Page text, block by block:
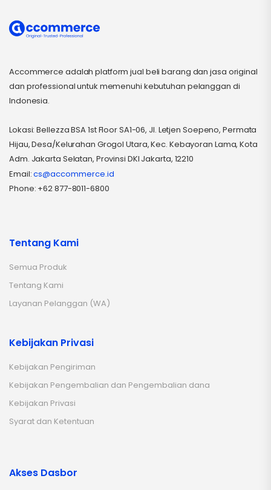
Accommerce adalah platform jual beli barang dan jasa original
dan professional untuk memenuhi kebutuhan pelanggan di
Indonesia.
Lokasi: Bellezza BSA 1st Floor SA1-06, Jl. Letjen Soepeno, Permata
Hijau, Desa/Kelurahan Grogol Utara, Kec. Kebayoran Lama, Kota
Adm. Jakarta Selatan, Provinsi DKI Jakarta, 12210
Email:cs@accommerce.id
Phone: +62 877-8011-6800
Tentang Kami
Semua Produk
Tentang Kami
Layanan Pelanggan (WA)
Kebijakan Privasi
Kebijakan Pengiriman
Kebijakan Pengembalian dan Pengembalian dana
Kebijakan Privasi
Syarat dan Ketentuan
Akses Dasbor